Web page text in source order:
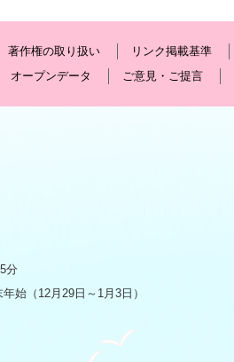
著作権の取り扱い リンク掲載基準
オープンデータ
ご意見・ご提言
分
始（12月29日～1月3日）